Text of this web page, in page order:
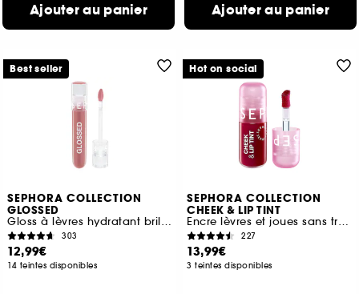
Ajouter au panier Ajouter au panier
SEPHORA COLLECTION
GLOSSED
Gloss à lèvres hydratant brillance effet miroir
303
12,99€
14 teintes disponibles
Best seller
SEPHORA COLLECTION
CHEEK & LIP TINT
Encre lèvres et joues sans transfert
227
13,99€
3 teintes disponibles
Hot on social